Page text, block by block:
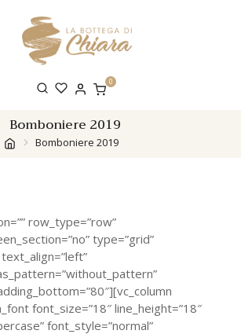
0
Bomboniere 2019
Bomboniere 2019
row_type=”row”
type=”grid”
font_size=”18″ line_height=”18″
font_style=”normal”